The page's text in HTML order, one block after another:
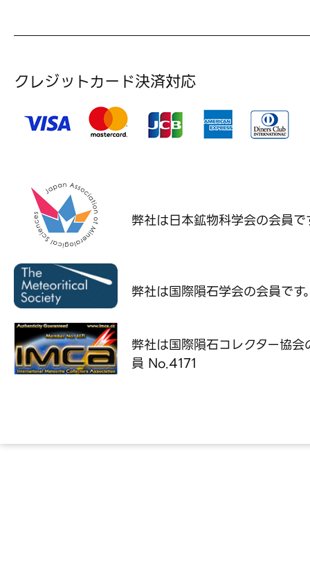
クレジットカード決済対応
弊社は日本鉱物科学会の会員で
弊社は国際隕石学会の会員です
弊社は国際隕石コレクター協会
員 No.4171